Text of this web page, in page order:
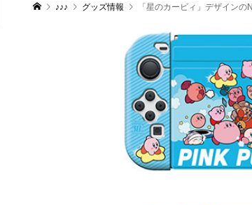
♪♪♪ グッズ情報 「星のカービィ」デザイン